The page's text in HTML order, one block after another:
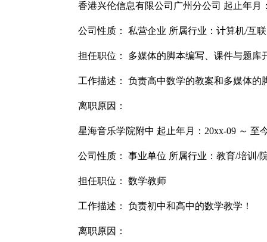
香港兴伦信息有限公司广州分公司 起止年月
公司性质： 私营企业 所属行业：计算机/互
担任职位： 多媒体的脚本编写、课件与题库
工作描述： 负责高中数学的教案和多媒体的
离职原因：
星海音乐学院附中 起止年月：20xx-09 ～ 至
公司性质： 事业单位 所属行业：教育/培训/
担任职位： 数学教师
工作描述： 负责初中和高中的数学教学！
离职原因：